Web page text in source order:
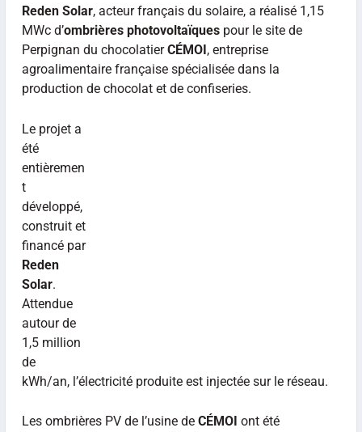
Reden Solar, acteur français du solaire, a réalisé 1,15
MWc d’ombrières photovoltaïquespour le site de
Perpignan du chocolatierCÉMOI, entreprise
agroalimentaire française spécialisée dans la
production de chocolat et de confiseries.
Le projet a
été
entièremen
t
développé,
construit et
financé par
Reden
Solar.
Attendue
autour de
1,5 million
de
kWh/an, l’électricité produite est injectée sur le réseau.
Les ombrières PV de l’usine de CÉMOI ont été